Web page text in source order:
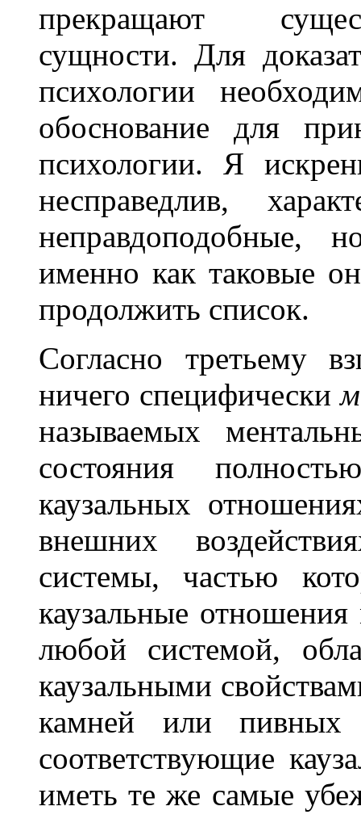
прекращают
сущности. Для
психологии
обоснование для
психологии. Я
несправедлив,
неправдоподобные,
именно как таковые
продолжить список.
Согласно третьему
ничего специфически
называемых
состояния
каузальных
внешних
системы, частью
каузальные
любой системой,
каузальными
камней или
соответствующие
иметь те же самые